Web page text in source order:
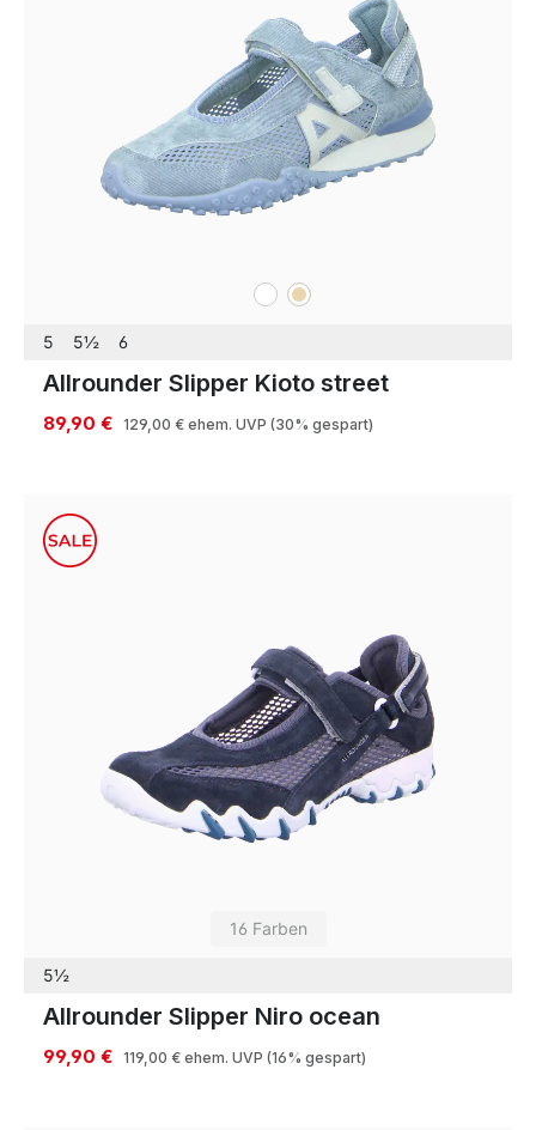
weißbeige
5 5½ 6
Allrounder Slipper Kioto street
89,90 € 129,00 € ehem. UVP (30% gespart)
16 Farben
5½
Allrounder Slipper Niro ocean
99,90 € 119,00 € ehem. UVP (16% gespart)